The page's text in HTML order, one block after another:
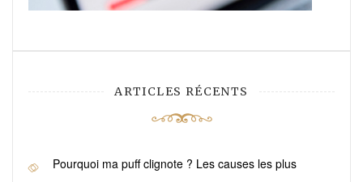
ARTICLES RÉCENTS
Pourquoi ma puff clignote ? Les causes les plus